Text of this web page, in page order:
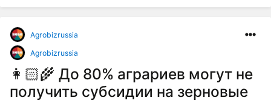
Agrobizrussia
Agrobizrussia
👩🏻‍🌾 До 80% аграриев могут не
получить субсидии на зерновые